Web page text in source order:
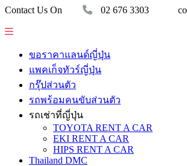
Contact Us On 02 676 3303
ขอราคาแลนด์ญี่ปุ่น
แพคเก็จทัวร์ญี่ปุ่น
กรุ๊ปส่วนตัว
รถพร้อมคนขับส่วนตัว
รถเช่าที่ญี่ปุ่น
TOYOTA RENT A CAR
EKI RENT A CAR
HIPS RENT A CAR
Thailand DMC